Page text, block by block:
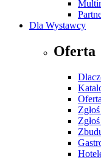
Dla Wystawcy
Oferta